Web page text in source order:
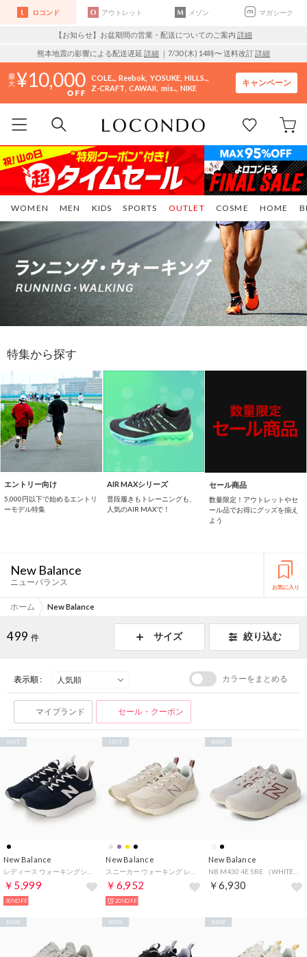
ロコンド アウトレット メゾン マガシーク
【お知らせ】お盆期間の営業・配送についてのご案内 詳細
熊本地震の影響による配送遅延 詳細 ｜7/30 (木) 14時〜 送料改訂詳細
10,000 COLE.. Reebok YOSUKE HILLS..
Z-CRAFT CAWAII mis.. NIKE
キャンペーン
WOMEN MEN KIDS SPORTS COSME HOME
OUTLET
特集から探す
エントリー向け
5,000円以下で始めるエントリ
ーモデル特集
AIR MAXシリーズ
普段履きもトレーニングも、
人気のAIR MAXで！
セール商品
数量限定！アウトレットやセ
ール品でお得にグッズを揃え
よう
New Balance
ニューバランス お気に入り
ホーム New Balance
499 件 サイズ 絞り込む
表示順 : カラーをまとめる
マイブランド セール・クーポン
New Balance
￥5,999
HOT
30%OFF
New Balance
￥6,952
HOT
20%OFF
New Balance
NB M430 4E 5RE （WHITE）
￥6,930
NEW
NEW NEW NEW